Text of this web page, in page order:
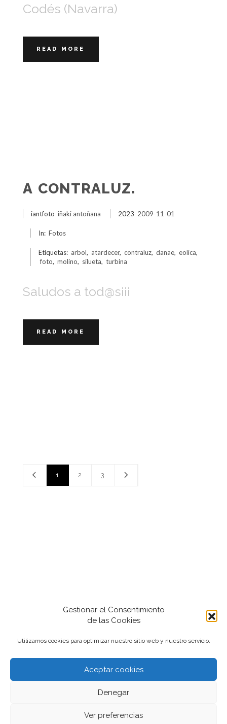
Gestionar el Consentimiento
de las Cookies
Utilizamos cookies para optimizar nuestro sitio web y nuestro servicio.
Aceptar cookies
Denegar
Ver preferencias
Codés (Navarra)
READ MORE
A CONTRALUZ.
iantfoto iñaki antoñana 2023 2009-11-01
In: Fotos
Etiquetas: arbol, atardecer, contraluz, danae, eolica,
foto, molino, silueta, turbina
Saludos a tod@s¡¡¡
READ MORE
1 2 3